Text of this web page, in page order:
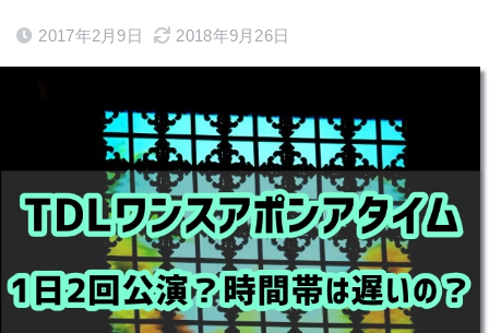
2017年2月9日 2018年9月26日